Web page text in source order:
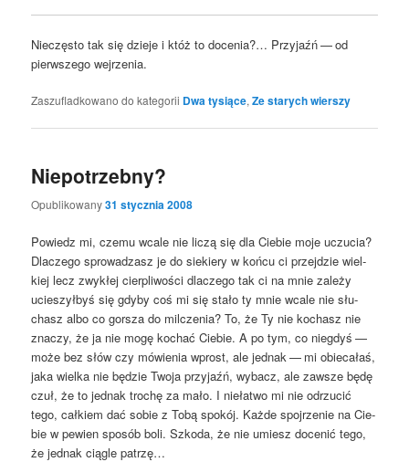
Nie­czę­sto tak się dzie­je i któż to doce­nia?… Przy­jaźń — od
pierw­sze­go wejrzenia.
Zaszufladkowano do kategorii Dwa tysiące,Ze starych wierszy
Niepotrzebny?
Opublikowany31 stycznia 2008
Powiedz mi, cze­mu wca­le nie liczą się dla Cie­bie moje uczu­cia?
Dla­cze­go spro­wa­dzasz je do sie­kie­ry w koń­cu ci przej­dzie wiel­
kiej lecz zwy­kłej cier­pli­wo­ści dla­cze­go tak ci na mnie zale­ży
ucie­szył­byś się gdy­by coś mi się sta­ło ty mnie wca­le nie słu­
chasz albo co gor­sza do mil­cze­nia? To, że Ty nie kochasz nie
zna­czy, że ja nie mogę kochać Cie­bie. A po tym, co nie­gdyś —
może bez słów czy mówie­nia wprost, ale jed­nak — mi obie­ca­łaś,
jaka wiel­ka nie będzie Two­ja przy­jaźń, wybacz, ale zawsze będę
czuł, że to jed­nak tro­chę za mało. I nie­ła­two mi nie odrzu­cić
tego, cał­kiem dać sobie z Tobą spo­kój. Każ­de spoj­rze­nie na Cie­
bie w pewien spo­sób boli. Szko­da, że nie umiesz doce­nić tego,
że jed­nak cią­gle patrzę…